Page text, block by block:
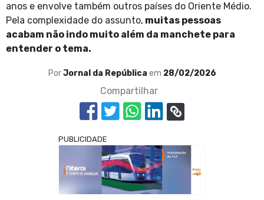
anos e envolve também outros países do Oriente Médio.
Pela complexidade do assunto, muitas pessoas
acabam não indo muito além da manchete para
entender o tema.
PorJornal da República em 28/02/2026
Compartilhar
PUBLICIDADE